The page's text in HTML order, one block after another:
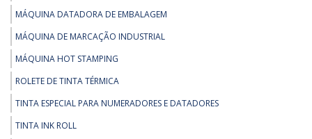
MÁQUINA DATADORA DE EMBALAGEM
MÁQUINA DE MARCAÇÃO INDUSTRIAL
MÁQUINA HOT STAMPING
ROLETE DE TINTA TÉRMICA
TINTA ESPECIAL PARA NUMERADORES E DATADORES
TINTA INK ROLL